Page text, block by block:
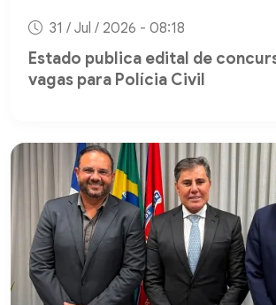
31 / Jul / 2026 - 08:18
Estado publica edital de
vagas para Polícia Civil